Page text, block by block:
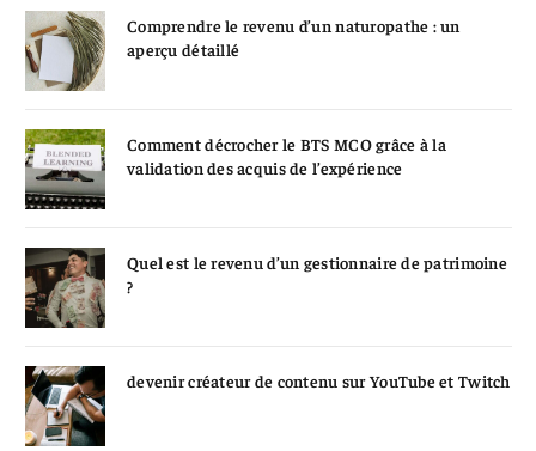
Comprendre le revenu d’un naturopathe : un
aperçu détaillé
Comment décrocher le BTS MCO grâce à la
validation des acquis de l’expérience
Quel est le revenu d’un gestionnaire de patrimoine
?
devenir créateur de contenu sur YouTube et Twitch